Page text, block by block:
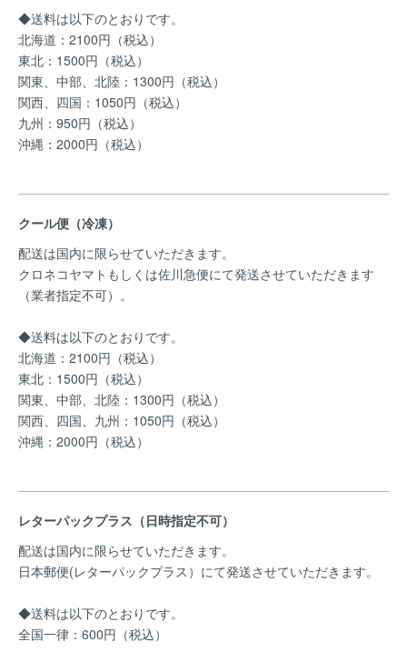
◆送料は以下のとおりです。
北海道：2100円（税込）
東北：1500円（税込）
関東、中部、北陸：1300円（税込）
関西、四国：1050円（税込）
九州：950円（税込）
沖縄：2000円（税込）
クール便（冷凍）
配送は国内に限らせていただきます。
クロネコヤマトもしくは佐川急便にて発送させていただきます
（業者指定不可）。
◆送料は以下のとおりです。
北海道：2100円（税込）
東北：1500円（税込）
関東、中部、北陸：1300円（税込）
関西、四国、九州：1050円（税込）
沖縄：2000円（税込）
レターパックプラス（日時指定不可）
配送は国内に限らせていただきます。
日本郵便(レターパックプラス）にて発送させていただきます。
◆送料は以下のとおりです。
全国一律：600円（税込）